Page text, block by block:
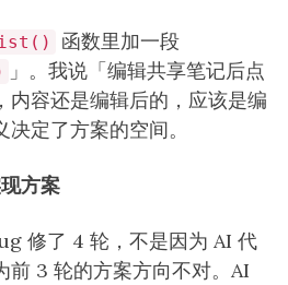
函数里加一段
」。我说「编辑共享笔记后点
内容还是编辑后的，应该是编
定了方案的空间。
方案
修了 4 轮，不是因为 AI 代
前 3 轮的方案方向不对。AI